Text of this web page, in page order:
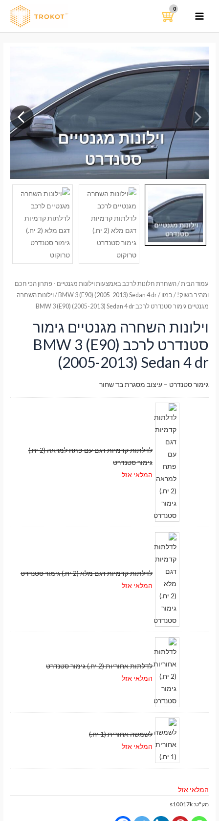
MAIN
עמוד הבית/השחרת חלונות לרכב באמצעות וילונות מגנטיים - פתרון הכי חכם
ומהיר בשוק! / במוו /
BMW 3 (E90) (2005-2013) Sedan 4 dr / וילונות השחרה
מגנטיים גימור סטנדרט לרכב BMW 3 (E90) (2005-2013) Sedan 4 dr
וילונות השחרה מגנטיים גימור
סטנדרט לרכב BMW 3 (E90)
(2005-2013) Sedan 4 dr
גימור סטנדרט – עיצוב מסגרת בד שחור
לדלתות קדמיות דגם עם פתח למראה (2 יח.)
גימור סטנדרט
המלאי אזל
לדלתות קדמיות דגם מלא (2 יח.) גימור סטנדרט
המלאי אזל
לדלתות אחוריות (2 יח.) גימור סטנדרט
המלאי אזל
לשמשה אחורית (1 יח.)
המלאי אזל
המלאי אזל
מק"ט:s10017k
מעבר לסל הקניות